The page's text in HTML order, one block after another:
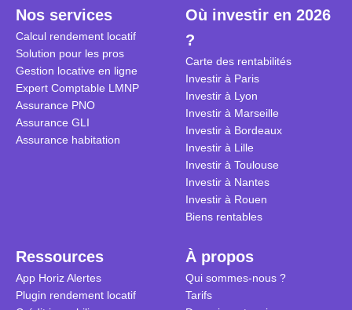
notamment la TVA, afin
d'optimiser cette activité.
saisonnière dans certaines
conditions. On fait le point dans
cet article.
quelles
pour en
Nos services
Calcul rendement locatif
Solution pour les pros
Gestion locative en ligne
Expert Comptable LMNP
Assurance PNO
Assurance GLI
Assurance habitation
Où investir en 2026
?
Carte des rentabilités
Investir à Paris
Investir à Lyon
Investir à Marseille
Investir à Bordeaux
Investir à Lille
Investir à Toulouse
Investir à Nantes
Investir à Rouen
Biens rentables
Ressources
App Horiz Alertes
Plugin rendement locatif
À propos
Qui sommes-nous ?
Tarifs